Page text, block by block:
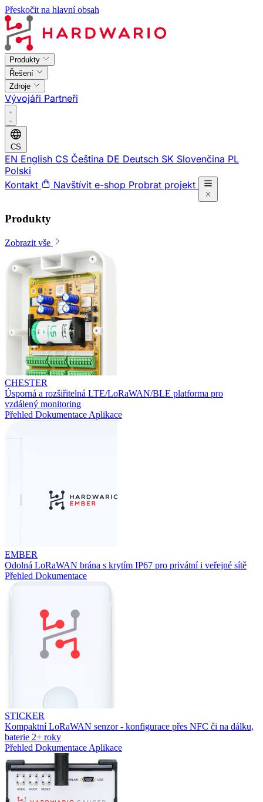
Přeskočit na hlavní obsah
Produkty
Řešení
Zdroje
Vývojáři Partneři
CS
EN English CS Čeština DE Deutsch SK Slovenčina PL
Polski
Kontakt
Navštívit e-shop Probrat projekt
Produkty
Zobrazit vše
CHESTER
Úsporná a rozšiřitelná LTE/LoRaWAN/BLE platforma pro
vzdálený monitoring
Přehled Dokumentace Aplikace
EMBER
Odolná LoRaWAN brána s krytím IP67 pro privátní i veřejné sítě
Přehled Dokumentace
STICKER
Kompaktní LoRaWAN senzor - konfigurace přes NFC či na dálku,
baterie 2+ roky
Přehled Dokumentace Aplikace